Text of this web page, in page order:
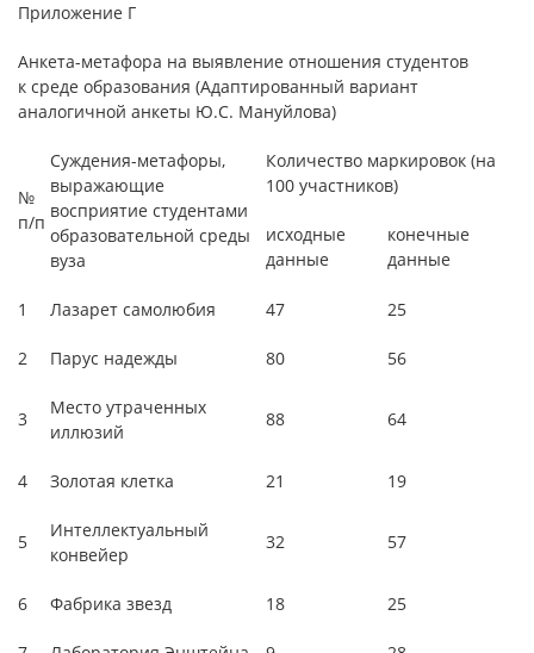
Приложение Г
Анкета-метафора на выявление отношения студентов
к среде образования (Адаптированный вариант
аналогичной анкеты Ю.С. Мануйлова)
№
п/п
Суждения-метафоры,
выражающие
восприятие студентами
образовательной среды
вуза
Количество маркировок (на
100 участников)
исходные
данные
конечные
данные
1 Лазарет самолюбия 47 25
2 Парус надежды 80 56
3
Место утраченных
иллюзий
88 64
4 Золотая клетка 21 19
5
Интеллектуальный
конвейер
32 57
6 Фабрика звезд 18 25